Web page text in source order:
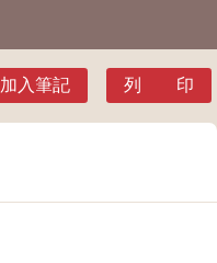
加入筆記 列 印